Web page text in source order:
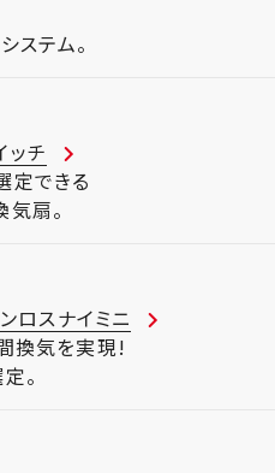
ステム。
ッチ
定できる
扇。
ロスナイミニ
換気を実現!
。